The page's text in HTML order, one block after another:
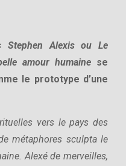
Stephen Alexis ou Le
amour humaine se
le prototype d’une
vers le pays des
métaphores sculpta le
Alexé de merveilles,